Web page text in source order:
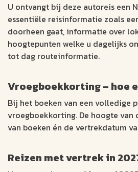
U ontvangt bij deze autoreis een
essentiële reisinformatie zoals
doorheen gaat, informatie over
hoogtepunten welke u dagelijks
tot dag routeinformatie.
Vroegboekkorting – hoe
Bij het boeken van een volledige
vroegboekkorting. De hoogte
van boeken én de vertrekdatum
Reizen met vertrek in